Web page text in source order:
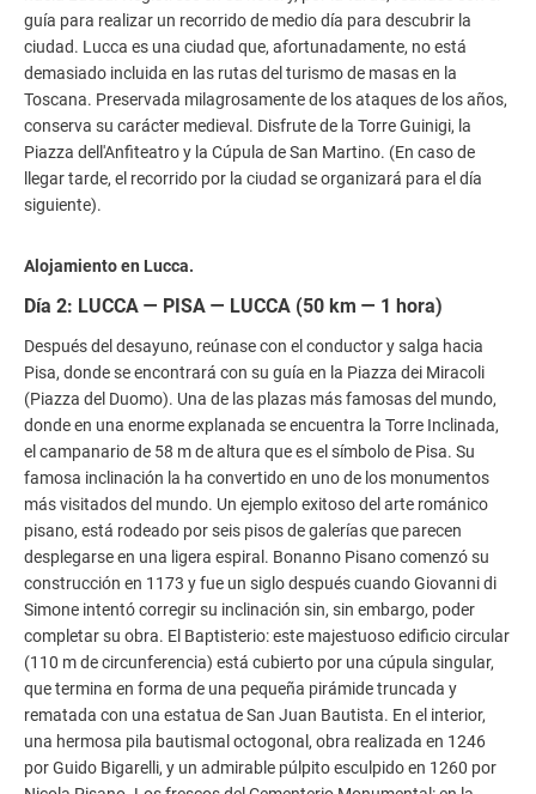
guía para realizar un recorrido de medio día para descubrir la
ciudad. Lucca es una ciudad que, afortunadamente, no está
demasiado incluida en las rutas del turismo de masas en la
Toscana. Preservada milagrosamente de los ataques de los años,
conserva su carácter medieval. Disfrute de la Torre Guinigi, la
Piazza dell'Anfiteatro y la Cúpula de San Martino. (En caso de
llegar tarde, el recorrido por la ciudad se organizará para el día
siguiente).
Alojamiento en Lucca.
Día 2: LUCCA — PISA — LUCCA (50 km — 1 hora)
Después del desayuno, reúnase con el conductor y salga hacia
Pisa, donde se encontrará con su guía en la Piazza dei Miracoli
(Piazza del Duomo). Una de las plazas más famosas del mundo,
donde en una enorme explanada se encuentra la Torre Inclinada,
el campanario de 58 m de altura que es el símbolo de Pisa. Su
famosa inclinación la ha convertido en uno de los monumentos
más visitados del mundo. Un ejemplo exitoso del arte románico
pisano, está rodeado por seis pisos de galerías que parecen
desplegarse en una ligera espiral. Bonanno Pisano comenzó su
construcción en 1173 y fue un siglo después cuando Giovanni di
Simone intentó corregir su inclinación sin, sin embargo, poder
completar su obra. El Baptisterio: este majestuoso edificio circular
(110 m de circunferencia) está cubierto por una cúpula singular,
que termina en forma de una pequeña pirámide truncada y
rematada con una estatua de San Juan Bautista. En el interior,
una hermosa pila bautismal octogonal, obra realizada en 1246
por Guido Bigarelli, y un admirable púlpito esculpido en 1260 por